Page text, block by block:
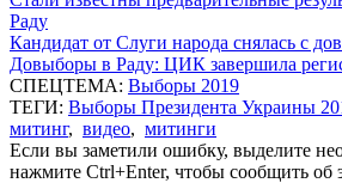
Раду
Кандидат от Слуги народа снялась с
Довыборы в Раду: ЦИК завершила
СПЕЦТЕМА: Выборы 2019
ТЕГИ: Выборы Президента Украины
митинг, видео, митинги
Если вы заметили ошибку, выделите
нажмите Ctrl+Enter, чтобы сообщить об